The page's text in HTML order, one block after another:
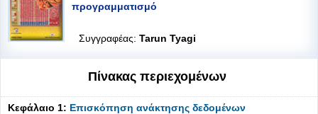
προγραμματισμό
Συγγραφέας: Tarun Tyagi
Πίνακας περιεχομένων
Κεφάλαιο 1: Επισκόπηση ανάκτησης δεδομένων